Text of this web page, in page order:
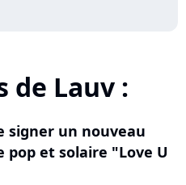
de Lauv :
signer un nouveau
pop et solaire "Love U